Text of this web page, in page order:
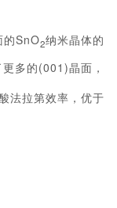
的SnO2纳米晶体的
多的(001)晶面，
法拉第效率，优于